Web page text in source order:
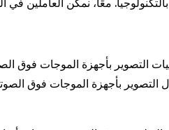
التصوير بأجهزة الموجات فوق